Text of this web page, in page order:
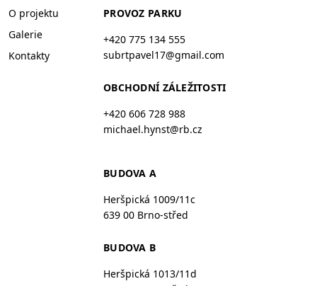
O projektu
Galerie
Kontakty
PROVOZ PARKU
+420 775 134 555
subrtpavel17@gmail.com
OBCHODNÍ ZÁLEŽITOSTI
+420 606 728 988
michael.hynst@rb.cz
BUDOVA A
Heršpická 1009/11c
639 00 Brno-střed
BUDOVA B
Heršpická 1013/11d